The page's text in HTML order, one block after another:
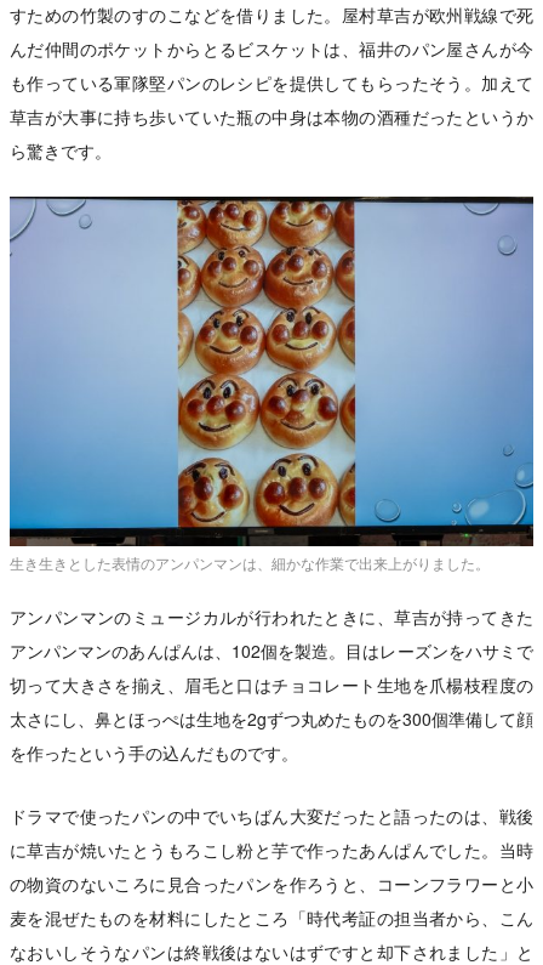
すための竹製のすのこなどを借りました。屋村草吉が欧州戦線で死
んだ仲間のポケットからとるビスケットは、福井のパン屋さんが今
も作っている軍隊堅パンのレシピを提供してもらったそう。加えて
草吉が大事に持ち歩いていた瓶の中身は本物の酒種だったというか
ら驚きです。
生き生きとした表情のアンパンマンは、細かな作業で出来上がりました。
アンパンマンのミュージカルが行われたときに、草吉が持ってきた
アンパンマンのあんぱんは、102個を製造。目はレーズンをハサミで
切って大きさを揃え、眉毛と口はチョコレート生地を爪楊枝程度の
太さにし、鼻とほっぺは生地を2gずつ丸めたものを300個準備して顔
を作ったという手の込んだものです。
ドラマで使ったパンの中でいちばん大変だったと語ったのは、戦後
に草吉が焼いたとうもろこし粉と芋で作ったあんぱんでした。当時
の物資のないころに見合ったパンを作ろうと、コーンフラワーと小
麦を混ぜたものを材料にしたところ「時代考証の担当者から、こん
なおいしそうなパンは終戦後はないはずですと却下されました」と